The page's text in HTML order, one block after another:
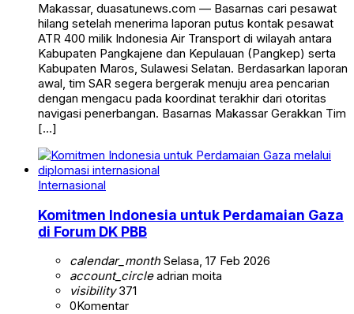
Makassar, duasatunews.com — Basarnas cari pesawat
hilang setelah menerima laporan putus kontak pesawat
ATR 400 milik Indonesia Air Transport di wilayah antara
Kabupaten Pangkajene dan Kepulauan (Pangkep) serta
Kabupaten Maros, Sulawesi Selatan. Berdasarkan laporan
awal, tim SAR segera bergerak menuju area pencarian
dengan mengacu pada koordinat terakhir dari otoritas
navigasi penerbangan. Basarnas Makassar Gerakkan Tim
[…]
Internasional
Komitmen Indonesia untuk Perdamaian Gaza
di Forum DK PBB
calendar_monthSelasa, 17 Feb 2026
account_circleadrian moita
visibility371
0Komentar